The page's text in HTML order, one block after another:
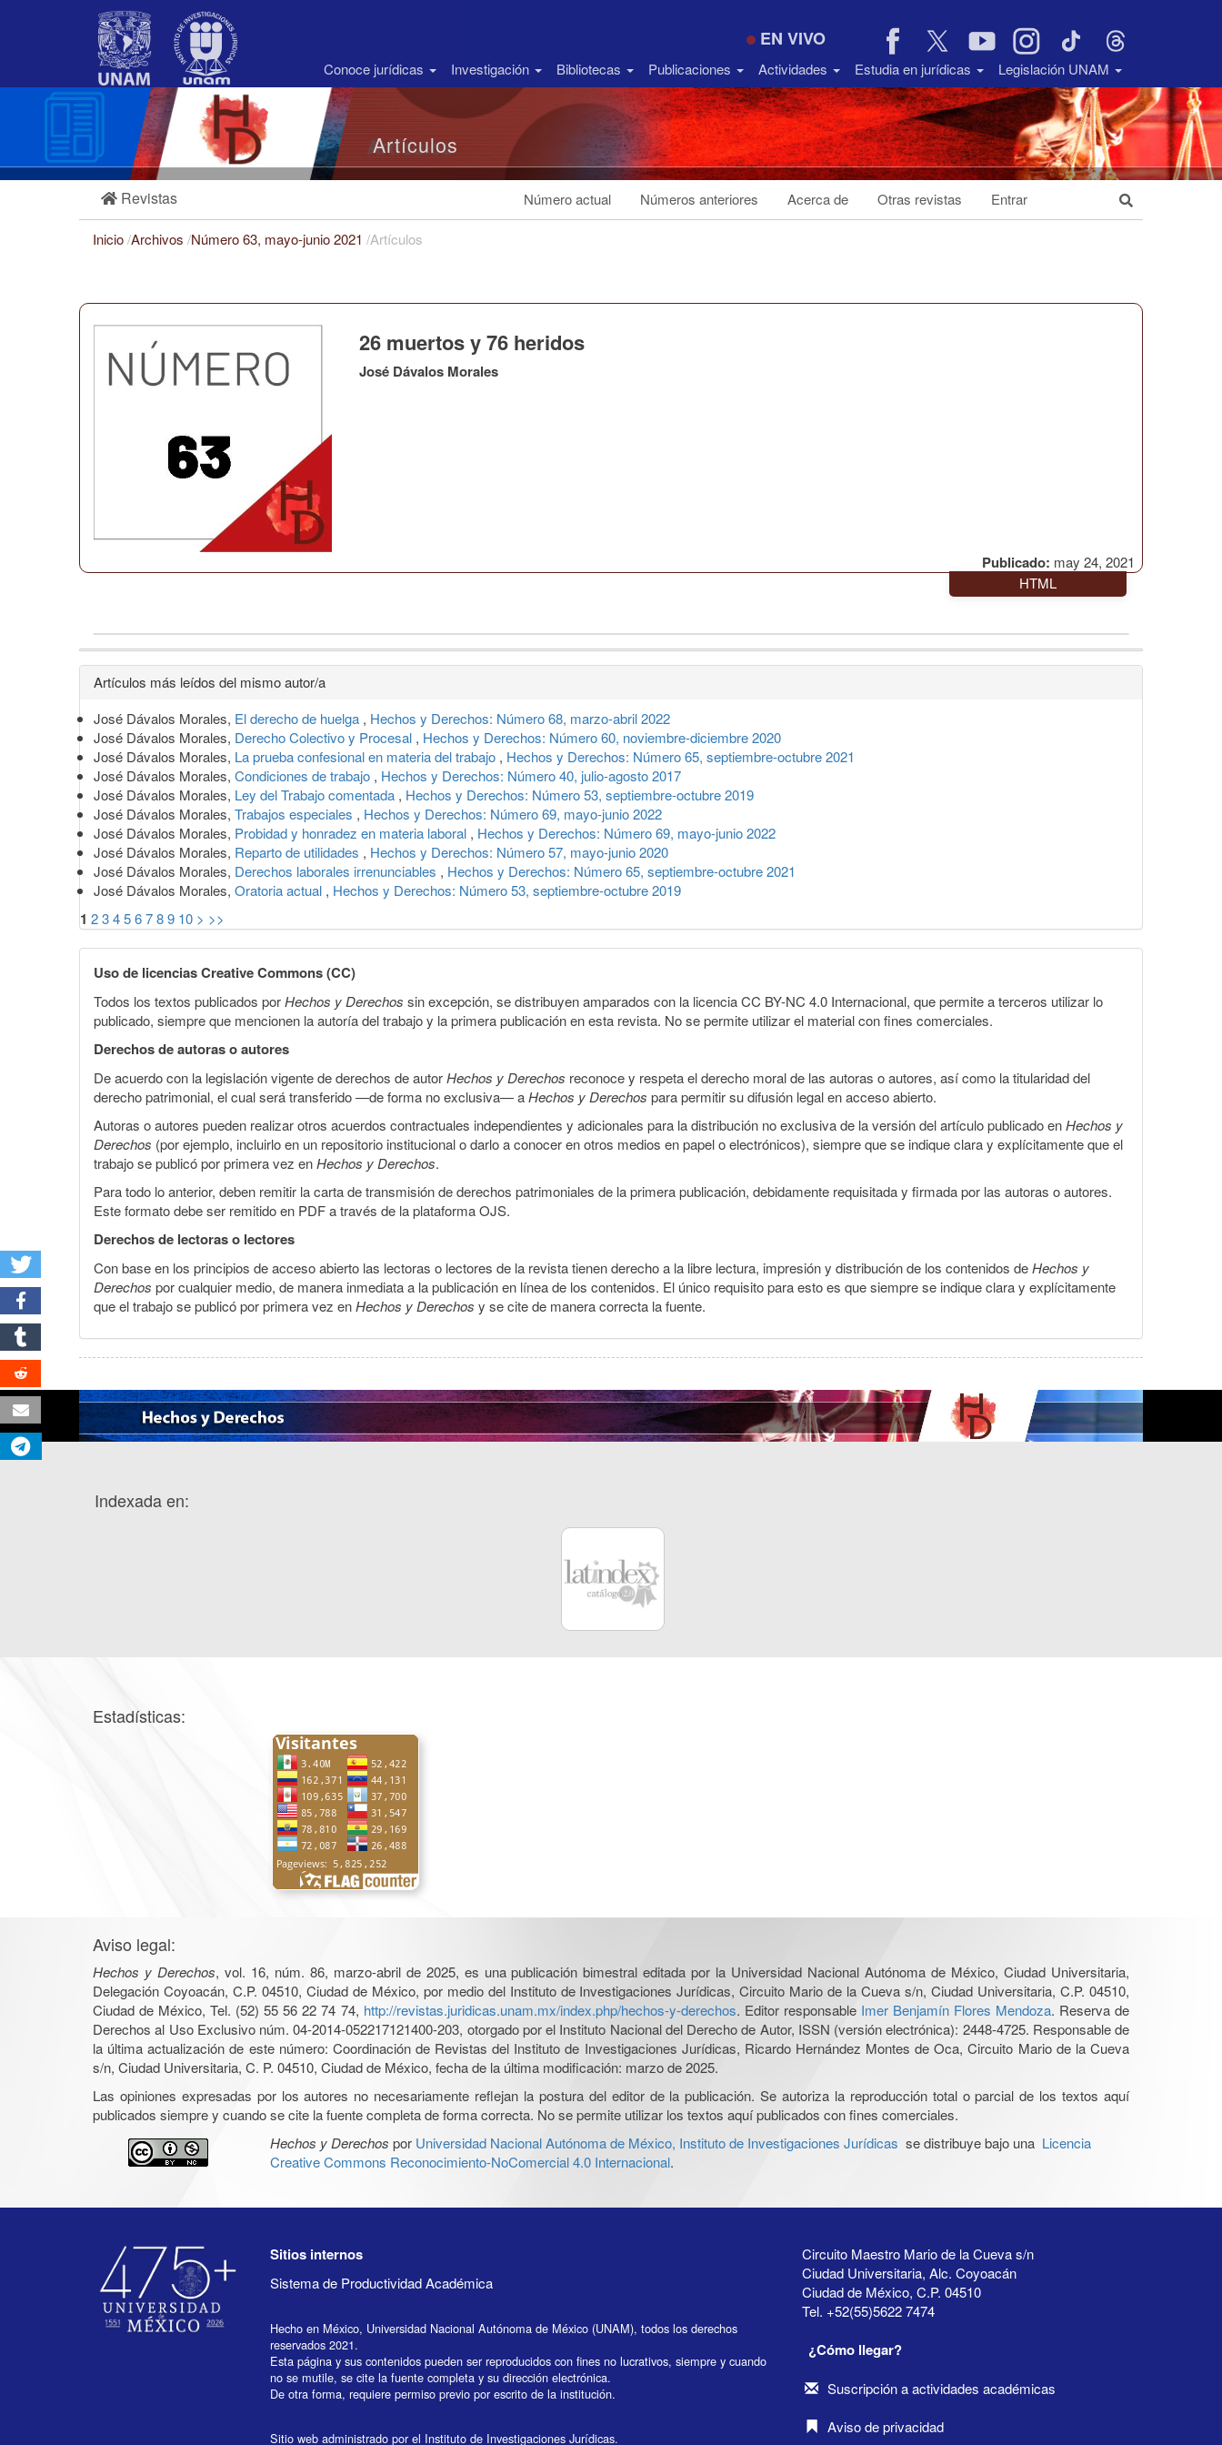
Barra
EN VIVO
Conoce jurídicas Investigación Bibliotecas Publicaciones Actividades Estudia en jurídicas Legislación UNAM
Artículos
Revistas Número actual Números anteriores Acerca de Otras revistas Entrar
Inicio/Archivos /Número 63, mayo-junio 2021 /Artículos
Publicado: may 24, 2021
26 muertos y 76 heridos
José Dávalos Morales
HTML
Detalles
del
artículo
Artículos más leídos del mismo autor/a
José Dávalos Morales, El derecho de huelga , Hechos y Derechos: Número 68, marzo-abril 2022
José Dávalos Morales, Derecho Colectivo y Procesal , Hechos y Derechos: Número 60, noviembre-diciembre 2020
José Dávalos Morales, La prueba confesional en materia del trabajo , Hechos y Derechos: Número 65, septiembre-octubre 2021
José Dávalos Morales, Condiciones de trabajo , Hechos y Derechos: Número 40, julio-agosto 2017
José Dávalos Morales, Ley del Trabajo comentada , Hechos y Derechos: Número 53, septiembre-octubre 2019
José Dávalos Morales, Trabajos especiales , Hechos y Derechos: Número 69, mayo-junio 2022
José Dávalos Morales, Probidad y honradez en materia laboral , Hechos y Derechos: Número 69, mayo-junio 2022
José Dávalos Morales, Reparto de utilidades , Hechos y Derechos: Número 57, mayo-junio 2020
José Dávalos Morales, Derechos laborales irrenunciables , Hechos y Derechos: Número 65, septiembre-octubre 2021
José Dávalos Morales, Oratoria actual , Hechos y Derechos: Número 53, septiembre-octubre 2019
1 23456789 10 > >>
Uso de licencias Creative Commons (CC)
Todos los textos publicados porHechos y Derechos sin excepción, se distribuyen amparados con la licencia CC BY-NC 4.0 Internacional, que permite a terceros utilizar lo
publicado, siempre que mencionen la autoría del trabajo y la primera publicación en esta revista. No se permite utilizar el material con fines comerciales.
Derechos de autoras o autores
De acuerdo con la legislación vigente de derechos de autorHechos y Derechos reconoce y respeta el derecho moral de las autoras o autores, así como la titularidad del
derecho patrimonial, el cual será transferido —de forma no exclusiva— aHechos y Derechos para permitir su difusión legal en acceso abierto.
Autoras o autores pueden realizar otros acuerdos contractuales independientes y adicionales para la distribución no exclusiva de la versión del artículo publicado enHechos y
Derechos (por ejemplo, incluirlo en un repositorio institucional o darlo a conocer en otros medios en papel o electrónicos), siempre que se indique clara y explícitamente que el
trabajo se publicó por primera vez enHechos y Derechos.
Para todo lo anterior, deben remitir la carta de transmisión de derechos patrimoniales de la primera publicación, debidamente requisitada y firmada por las autoras o autores.
Este formato debe ser remitido en PDF a través de la plataforma OJS.
Derechos de lectoras o lectores
Con base en los principios de acceso abierto las lectoras o lectores de la revista tienen derecho a la libre lectura, impresión y distribución de los contenidos deHechos y
Derechos por cualquier medio, de manera inmediata a la publicación en línea de los contenidos. El único requisito para esto es que siempre se indique clara y explícitamente
que el trabajo se publicó por primera vez enHechos y Derechos y se cite de manera correcta la fuente.
Indexada en:
Estadísticas:
Aviso legal:
Hechos y Derechos, vol. 16, núm. 86, marzo-abril de 2025, es una publicación bimestral editada por la Universidad Nacional Autónoma de México, Ciudad Universitaria,
Delegación Coyoacán, C.P. 04510, Ciudad de México, por medio del Instituto de Investigaciones Jurídicas, Circuito Mario de la Cueva s/n, Ciudad Universitaria, C.P. 04510,
Ciudad de México, Tel. (52) 55 56 22 74 74, http://revistas.juridicas.unam.mx/index.php/hechos-y-derechos. Editor responsable Imer Benjamín Flores Mendoza. Reserva de
Derechos al Uso Exclusivo núm. 04-2014-052217121400-203, otorgado por el Instituto Nacional del Derecho de Autor, ISSN (versión electrónica): 2448-4725. Responsable de
la última actualización de este número: Coordinación de Revistas del Instituto de Investigaciones Jurídicas, Ricardo Hernández Montes de Oca, Circuito Mario de la Cueva
s/n, Ciudad Universitaria, C. P. 04510, Ciudad de México, fecha de la última modificación: marzo de 2025.
Las opiniones expresadas por los autores no necesariamente reflejan la postura del editor de la publicación. Se autoriza la reproducción total o parcial de los textos aquí
publicados siempre y cuando se cite la fuente completa de forma correcta. No se permite utilizar los textos aquí publicados con fines comerciales.
Hechos y Derechos por Universidad Nacional Autónoma de México, Instituto de Investigaciones Jurídicas se distribuye bajo una Licencia
Creative Commons Reconocimiento-NoComercial 4.0 Internacional.
Sitios internos
Sistema de Productividad Académica
Hecho en México, Universidad Nacional Autónoma de México (UNAM), todos los derechos
reservados 2021.
Esta página y sus contenidos pueden ser reproducidos con fines no lucrativos, siempre y cuando
no se mutile, se cite la fuente completa y su dirección electrónica.
De otra forma, requiere permiso previo por escrito de la institución.
Sitio web administrado por el Instituto de Investigaciones Jurídicas.
Circuito Maestro Mario de la Cueva s/n
Ciudad Universitaria, Alc. Coyoacán
Ciudad de México, C.P. 04510
Tel. +52(55)5622 7474
¿Cómo llegar?
Suscripción a actividades académicas
Aviso de privacidad